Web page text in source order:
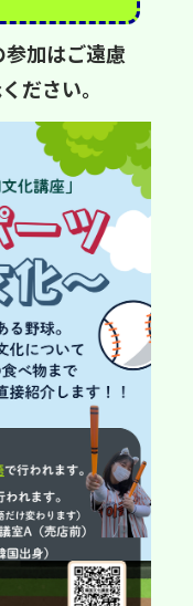
参加はご遠慮
ださい。